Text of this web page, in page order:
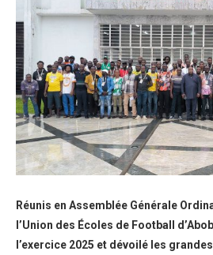
Réunis en Assemblée Générale
l’Union des Écoles de Football
l’exercice 2025 et dévoilé les